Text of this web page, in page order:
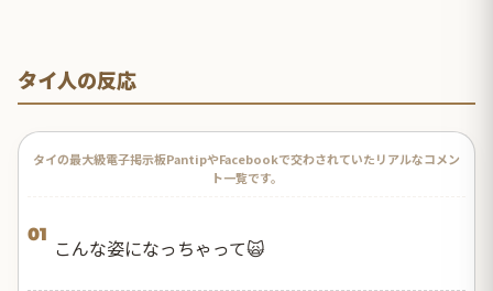
タイ人の反応
タイの最大級電子掲示板PantipやFacebookで交わされていたリアルなコメン
ト一覧です。
01
こんな姿になっちゃって🙀